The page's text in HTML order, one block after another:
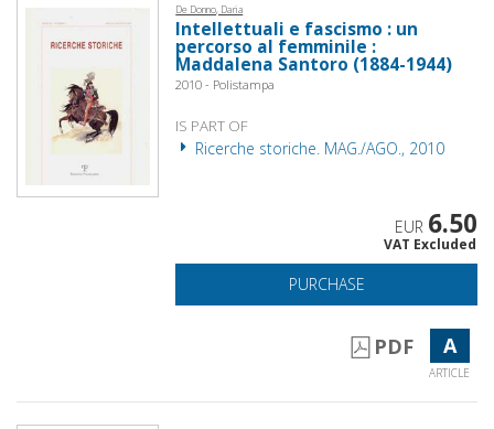
De Donno, Daria
Intellettuali e fascismo : un
percorso al femminile :
Maddalena Santoro (1884-1944)
2010 - Polistampa
IS PART OF
Ricerche storiche. MAG./AGO., 2010
EUR 6.50
VAT Excluded
PURCHASE
PDF A
ARTICLE